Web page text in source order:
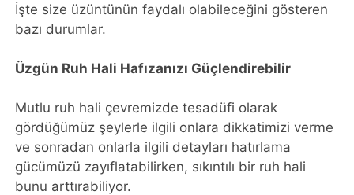
İşte size üzüntünün faydalı olabileceğini gösteren
bazı durumlar.
Üzgün Ruh Hali Hafızanızı Güçlendirebilir
Mutlu ruh hali çevremizde tesadüfi olarak
gördüğümüz şeylerle ilgili onlara dikkatimizi verme
ve sonradan onlarla ilgili detayları hatırlama
gücümüzü zayıflatabilirken, sıkıntılı bir ruh hali
bunu arttırabiliyor.